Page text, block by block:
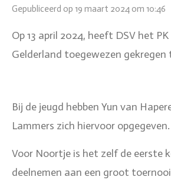
Gepubliceerd op 19 maart 2024 om 10:46
Op 13 april 2024, heeft DSV het
Gelderland toegewezen gekregen
Bij de jeugd hebben Yun van
Lammers zich hiervoor opgegeven.
Voor Noortje is het zelf de eerste
deelnemen aan een groot